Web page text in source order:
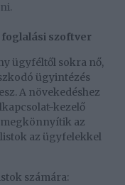
foglalási szoftver
ügyféltől sokra nő,
ügyintézés
A növekedéshez
kezelő
megkönnyítik az
az ügyfelekkel
számára: